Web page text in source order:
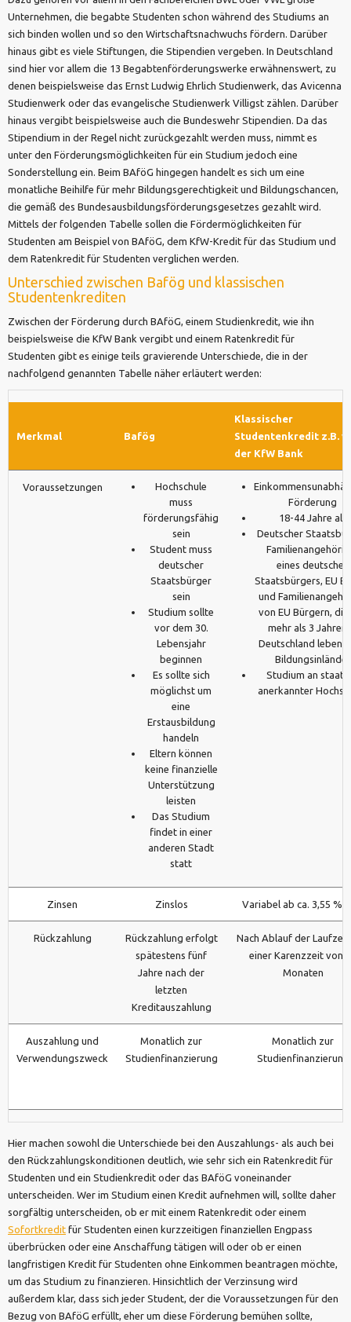
Unternehmen, die begabte Studenten schon während des Studiums an
sich binden wollen und so den Wirtschaftsnachwuchs fördern. Darüber
hinaus gibt es viele Stiftungen, die Stipendien vergeben. In Deutschland
sind hier vor allem die 13 Begabtenförderungswerke erwähnenswert, zu
denen beispielsweise das Ernst Ludwig Ehrlich Studienwerk, das Avicenna
Studienwerk oder das evangelische Studienwerk Villigst zählen. Darüber
hinaus vergibt beispielsweise auch die Bundeswehr Stipendien. Da das
Stipendium in der Regel nicht zurückgezahlt werden muss, nimmt es
unter den Förderungsmöglichkeiten für ein Studium jedoch eine
Sonderstellung ein. Beim BAföG hingegen handelt es sich um eine
monatliche Beihilfe für mehr Bildungsgerechtigkeit und Bildungschancen,
die gemäß des Bundesausbildungsförderungsgesetzes gezahlt wird.
Mittels der folgenden Tabelle sollen die Fördermöglichkeiten für
Studenten am Beispiel von BAföG, dem KfW-Kredit für das Studium und
dem Ratenkredit für Studenten verglichen werden.
Unterschied zwischen Bafög und klassischen
Studentenkrediten
Zwischen der Förderung durch BAföG, einem Studienkredit, wie ihn
beispielsweise die KfW Bank vergibt und einem Ratenkredit für
Studenten gibt es einige teils gravierende Unterschiede, die in der
nachfolgend genannten Tabelle näher erläutert werden:
Merkmal Bafög
Klassischer
Studentenkredit z.B.
der KfW Bank
Voraussetzungen
Hochschule
muss
förderungsfähig
sein
Student muss
deutscher
Staatsbürger
sein
Studium sollte
vor dem 30.
Lebensjahr
beginnen
Es sollte sich
möglichst um
eine
Erstausbildung
handeln
Eltern können
keine finanzielle
Unterstützung
leisten
Das Studium
findet in einer
anderen Stadt
statt
Förderung
18-44 Jahre alt
Deutscher
eines deutschen
Staatsbürgers, EU
und
von EU Bürgern, die
mehr als 3 Jahren
Deutschland leben
Bildungsinländer
Studium an
anerkannter
Zinsen Zinslos Variabel ab ca. 3,55 %
Rückzahlung
Rückzahlung erfolgt
spätestens fünf
Jahre nach der
letzten
Kreditauszahlung
Nach Ablauf der Laufzeit
einer Karenzzeit von
Monaten
Auszahlung und
Verwendungszweck
Monatlich zur
Studienfinanzierung
Monatlich zur
Studienfinanzierung
Hier machen sowohl die Unterschiede bei den Auszahlungs- als auch bei
den Rückzahlungskonditionen deutlich, wie sehr sich ein Ratenkredit für
Studenten und ein Studienkredit oder das BAföG voneinander
unterscheiden. Wer im Studium einen Kredit aufnehmen will, sollte daher
sorgfältig unterscheiden, ob er mit einem Ratenkredit oder einem
Sofortkredit für Studenten einen kurzzeitigen finanziellen Engpass
überbrücken oder eine Anschaffung tätigen will oder ob er einen
langfristigen Kredit für Studenten ohne Einkommen beantragen möchte,
um das Studium zu finanzieren. Hinsichtlich der Verzinsung wird
außerdem klar, dass sich jeder Student, der die Voraussetzungen für den
Bezug von BAföG erfüllt, eher um diese Förderung bemühen sollte,